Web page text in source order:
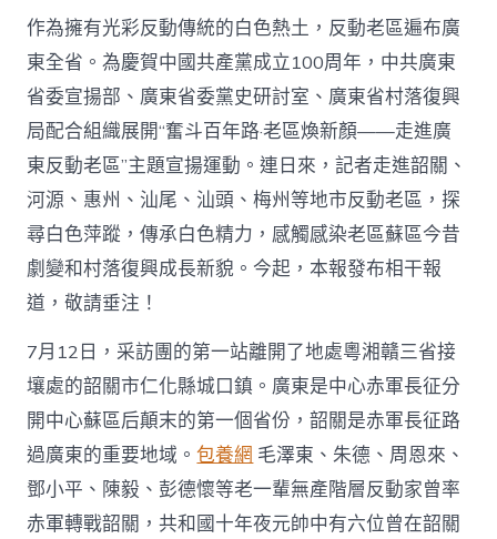
|
韶
關
仁
化
縣：
以
紅
色
臺
包
養
旅
帶
動
鄉
村
振
興〉
中
作為擁有光彩反動傳統的白色熱土，反動老區遍布廣
東全省。為慶賀中國共產黨成立100周年，中共廣東
省委宣揚部、廣東省委黨史研討室、廣東省村落復興
局配合組織展開“奮斗百年路·老區煥新顏——走進廣
東反動老區”主題宣揚運動。連日來，記者走進韶關、
河源、惠州、汕尾、汕頭、梅州等地市反動老區，探
尋白色萍蹤，傳承白色精力，感觸感染老區蘇區今昔
劇變和村落復興成長新貌。今起，本報發布相干報
道，敬請垂注！
7月12日，采訪團的第一站離開了地處粵湘贛三省接
壤處的韶關市仁化縣城口鎮。廣東是中心赤軍長征分
開中心蘇區后顛末的第一個省份，韶關是赤軍長征路
過廣東的重要地域。包養網 毛澤東、朱德、周恩來、
鄧小平、陳毅、彭德懷等老一輩無產階層反動家曾率
赤軍轉戰韶關，共和國十年夜元帥中有六位曾在韶關